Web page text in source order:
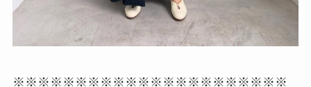
※※※※※※※※※※※※※※※※※※※※※※